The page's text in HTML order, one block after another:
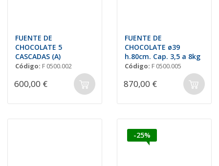
FUENTE DE
CHOCOLATE 5
CASCADAS (A)
Código: F 0500.002
600,00 €
FUENTE DE
CHOCOLATE ø39
h.80cm. Cap. 3,5 a 8kg
Código: F 0500.005
870,00 €
-25%